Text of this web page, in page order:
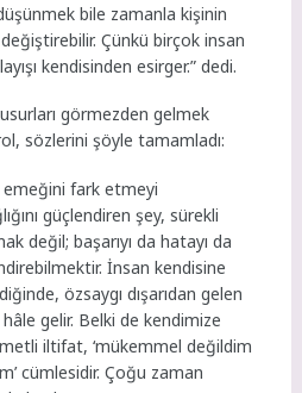
bile zamanla kişinin
değiştirebilir. Çünkü birçok insan
kendisinden esirger.” dedi.
görmezden gelmek
sözlerini şöyle tamamladı:
emeğini fark etmeyi
güçlendiren şey, sürekli
değil; başarıyı da hatayı da
İnsan kendisine
özsaygı dışarıdan gelen
gelir. Belki de kendimize
iltifat, ‘mükemmel değildim
cümlesidir. Çoğu zaman